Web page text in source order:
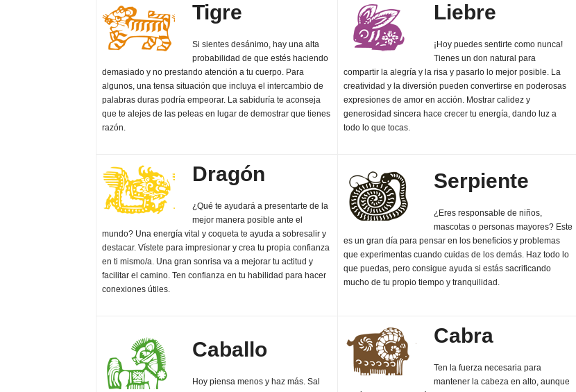
Tigre
Si sientes desánimo, hay una alta
probabilidad de que estés haciendo
demasiado y no prestando atención a tu cuerpo. Para
algunos, una tensa situación que incluya el intercambio de
palabras duras podría empeorar. La sabiduría te aconseja
que te alejes de las peleas en lugar de demostrar que tienes
razón.
Liebre
¡Hoy puedes sentirte como nunca!
Tienes un don natural para
compartir la alegría y la risa y pasarlo lo mejor posible. La
creatividad y la diversión pueden convertirse en poderosas
expresiones de amor en acción. Mostrar calidez y
generosidad sincera hace crecer tu energía, dando luz a
todo lo que tocas.
Dragón
¿Qué te ayudará a presentarte de la
mejor manera posible ante el
mundo? Una energía vital y coqueta te ayuda a sobresalir y
destacar. Vístete para impresionar y crea tu propia confianza
en ti mismo/a. Una gran sonrisa va a mejorar tu actitud y
facilitar el camino. Ten confianza en tu habilidad para hacer
conexiones útiles.
Serpiente
¿Eres responsable de niños,
mascotas o personas mayores? Este
es un gran día para pensar en los beneficios y problemas
que experimentas cuando cuidas de los demás. Haz todo lo
que puedas, pero consigue ayuda si estás sacrificando
mucho de tu propio tiempo y tranquilidad.
Caballo
Hoy piensa menos y haz más. Sal
Cabra
Ten la fuerza necesaria para
mantener la cabeza en alto, aunque